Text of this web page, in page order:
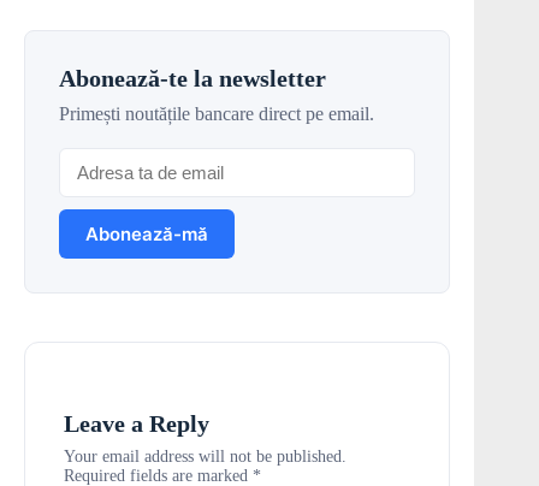
Abonează-te la newsletter
Primești noutățile bancare direct pe email.
Leave a Reply
Your email address will not be published.
Required fields are marked *